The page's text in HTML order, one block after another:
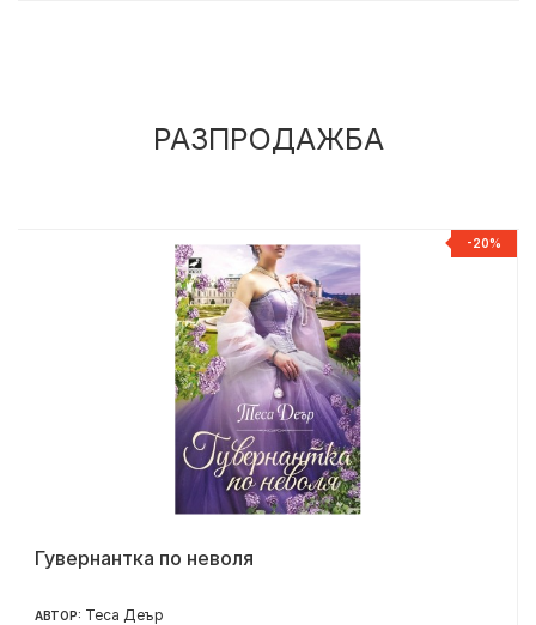
РАЗПРОДАЖБА
-20%
Гувернантка по неволя
АВТОР: Теса Деър